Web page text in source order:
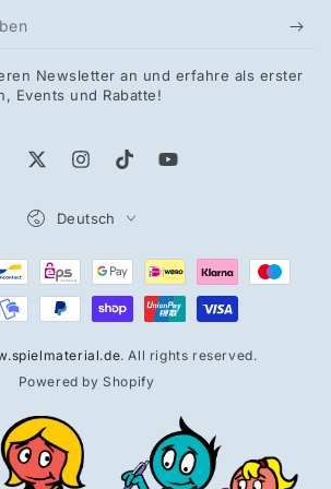
Newsletter an und erfahre als erster
Events und Rabatte!
TwitterInstagramTikTokYouTube
. All rights reserved.
Powered by Shopify
Deutsch